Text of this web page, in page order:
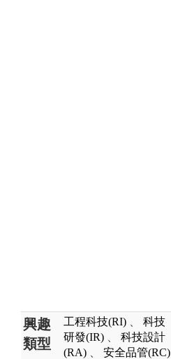
興趣
類型
工程科技(RI)
科技
研發(IR)
科技設計
(RA)
安全品管(RC)